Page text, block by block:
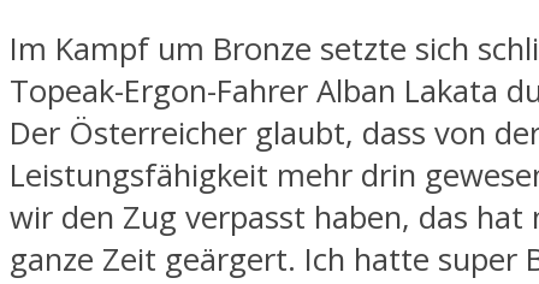
Im Kampf um Bronze setzte sich
Topeak-Ergon-Fahrer Alban Lakata
Der Österreicher glaubt, dass von
Leistungsfähigkeit mehr drin
wir den Zug verpasst haben, das hat
ganze Zeit geärgert. Ich hatte super